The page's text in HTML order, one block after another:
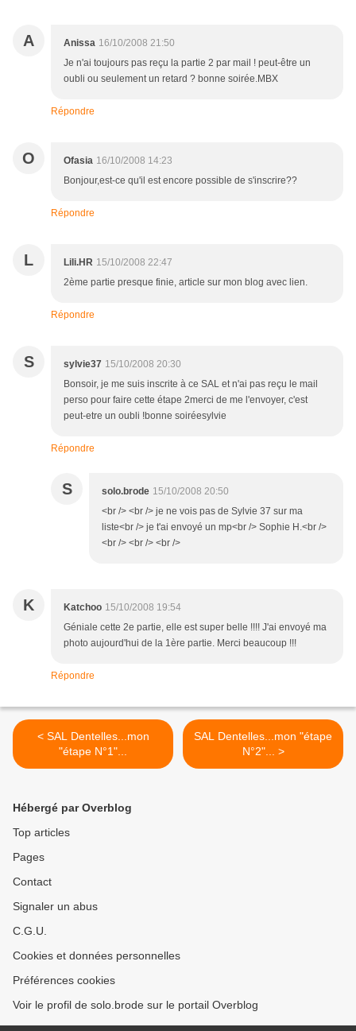
A Anissa 16/10/2008 21:50
Je n'ai toujours pas reçu la partie 2 par mail ! peut-être un
oubli ou seulement un retard ? bonne soirée.MBX
Répondre
O Ofasia 16/10/2008 14:23
Bonjour,est-ce qu'il est encore possible de s'inscrire??
Répondre
L Lili.HR 15/10/2008 22:47
2ème partie presque finie, article sur mon blog avec lien.
Répondre
S sylvie37 15/10/2008 20:30
Bonsoir, je me suis inscrite à ce SAL et n'ai pas reçu le mail
perso pour faire cette étape 2merci de me l'envoyer, c'est
peut-etre un oubli !bonne soiréesylvie
Répondre
S solo.brode 15/10/2008 20:50
<br /> <br /> je ne vois pas de Sylvie 37 sur ma
liste<br /> je t'ai envoyé un mp<br /> Sophie H.<br />
<br /> <br /> <br />
K Katchoo 15/10/2008 19:54
Géniale cette 2e partie, elle est super belle !!!! J'ai envoyé ma
photo aujourd'hui de la 1ère partie. Merci beaucoup !!!
Répondre
< SAL Dentelles...mon
"étape N°1"...
SAL Dentelles...mon "étape
N°2"... >
Hébergé par Overblog
Top articles
Pages
Contact
Signaler un abus
C.G.U.
Cookies et données personnelles
Préférences cookies
Voir le profil de solo.brode sur le portail Overblog